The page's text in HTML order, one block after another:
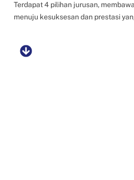
Terdapat 4 pilihan jurusan,
menuju kesuksesandan prestasi